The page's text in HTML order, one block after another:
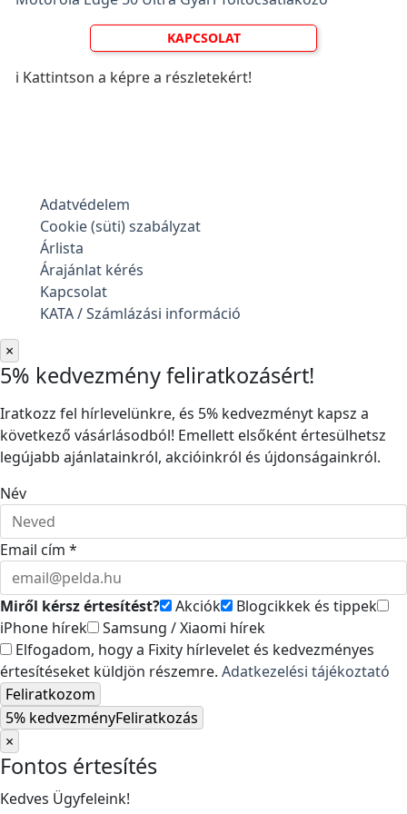
KAPCSOLAT
ℹ️ Kattintson a képre a részletekért!
Adatvédelem
Cookie (süti) szabályzat
Árlista
Árajánlat kérés
Kapcsolat
KATA / Számlázási információ
×
5% kedvezmény feliratkozásért!
Iratkozz fel hírlevelünkre, és 5% kedvezményt kapsz a
következő vásárlásodból! Emellett elsőként értesülhetsz
legújabb ajánlatainkról, akcióinkról és újdonságainkról.
Név
Email cím *
Miről kérsz értesítést? Akciók
Blogcikkek és tippek
iPhone hírek
Samsung / Xiaomi hírek
Elfogadom, hogy a Fixity hírlevelet és kedvezményes
értesítéseket küldjön részemre. Adatkezelési tájékoztató
Feliratkozom
5% kedvezményFeliratkozás
×
Fontos értesítés
Kedves Ügyfeleink!